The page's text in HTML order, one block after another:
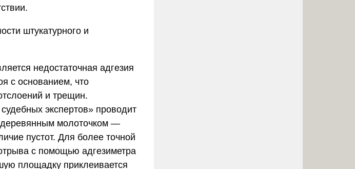
штукатурного и
недостаточная адгезия
с основанием, что
и трещин.
экспертов» проводит
деревянным молоточком —
пустот. Для более точной
с помощью адгезиметра
площадку приклеивается